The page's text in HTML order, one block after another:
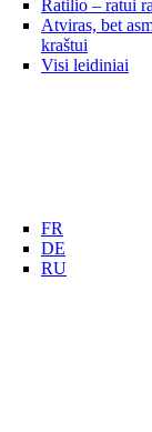
Ratilio – ratui
Atviras, bet
kraštui
Visi leidiniai
FR
DE
RU